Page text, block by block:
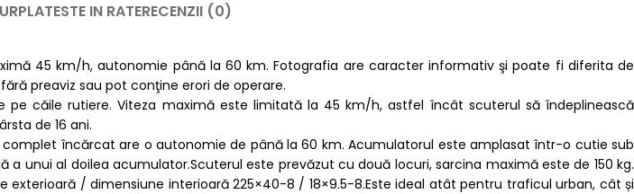
PLATESTE IN RATERECENZII (0)
45 km/h, autonomie până la 60 km. Fotografia are caracter informativ şi poate fi diferita de
preaviz sau pot conţine erori de operare.
căile rutiere. Viteza maximă este limitată la 45 km/h, astfel încât scuterul să îndeplinească
de 16 ani.
încărcat are o autonomie de până la 60 km. Acumulatorul este amplasat într-o cutie sub
unui al doilea acumulator.Scuterul este prevăzut cu două locuri, sarcina maximă este de 150 kg.
/ dimensiune interioară 225×40-8 / 18×9.5-8.Este ideal atât pentru traficul urban, cât și